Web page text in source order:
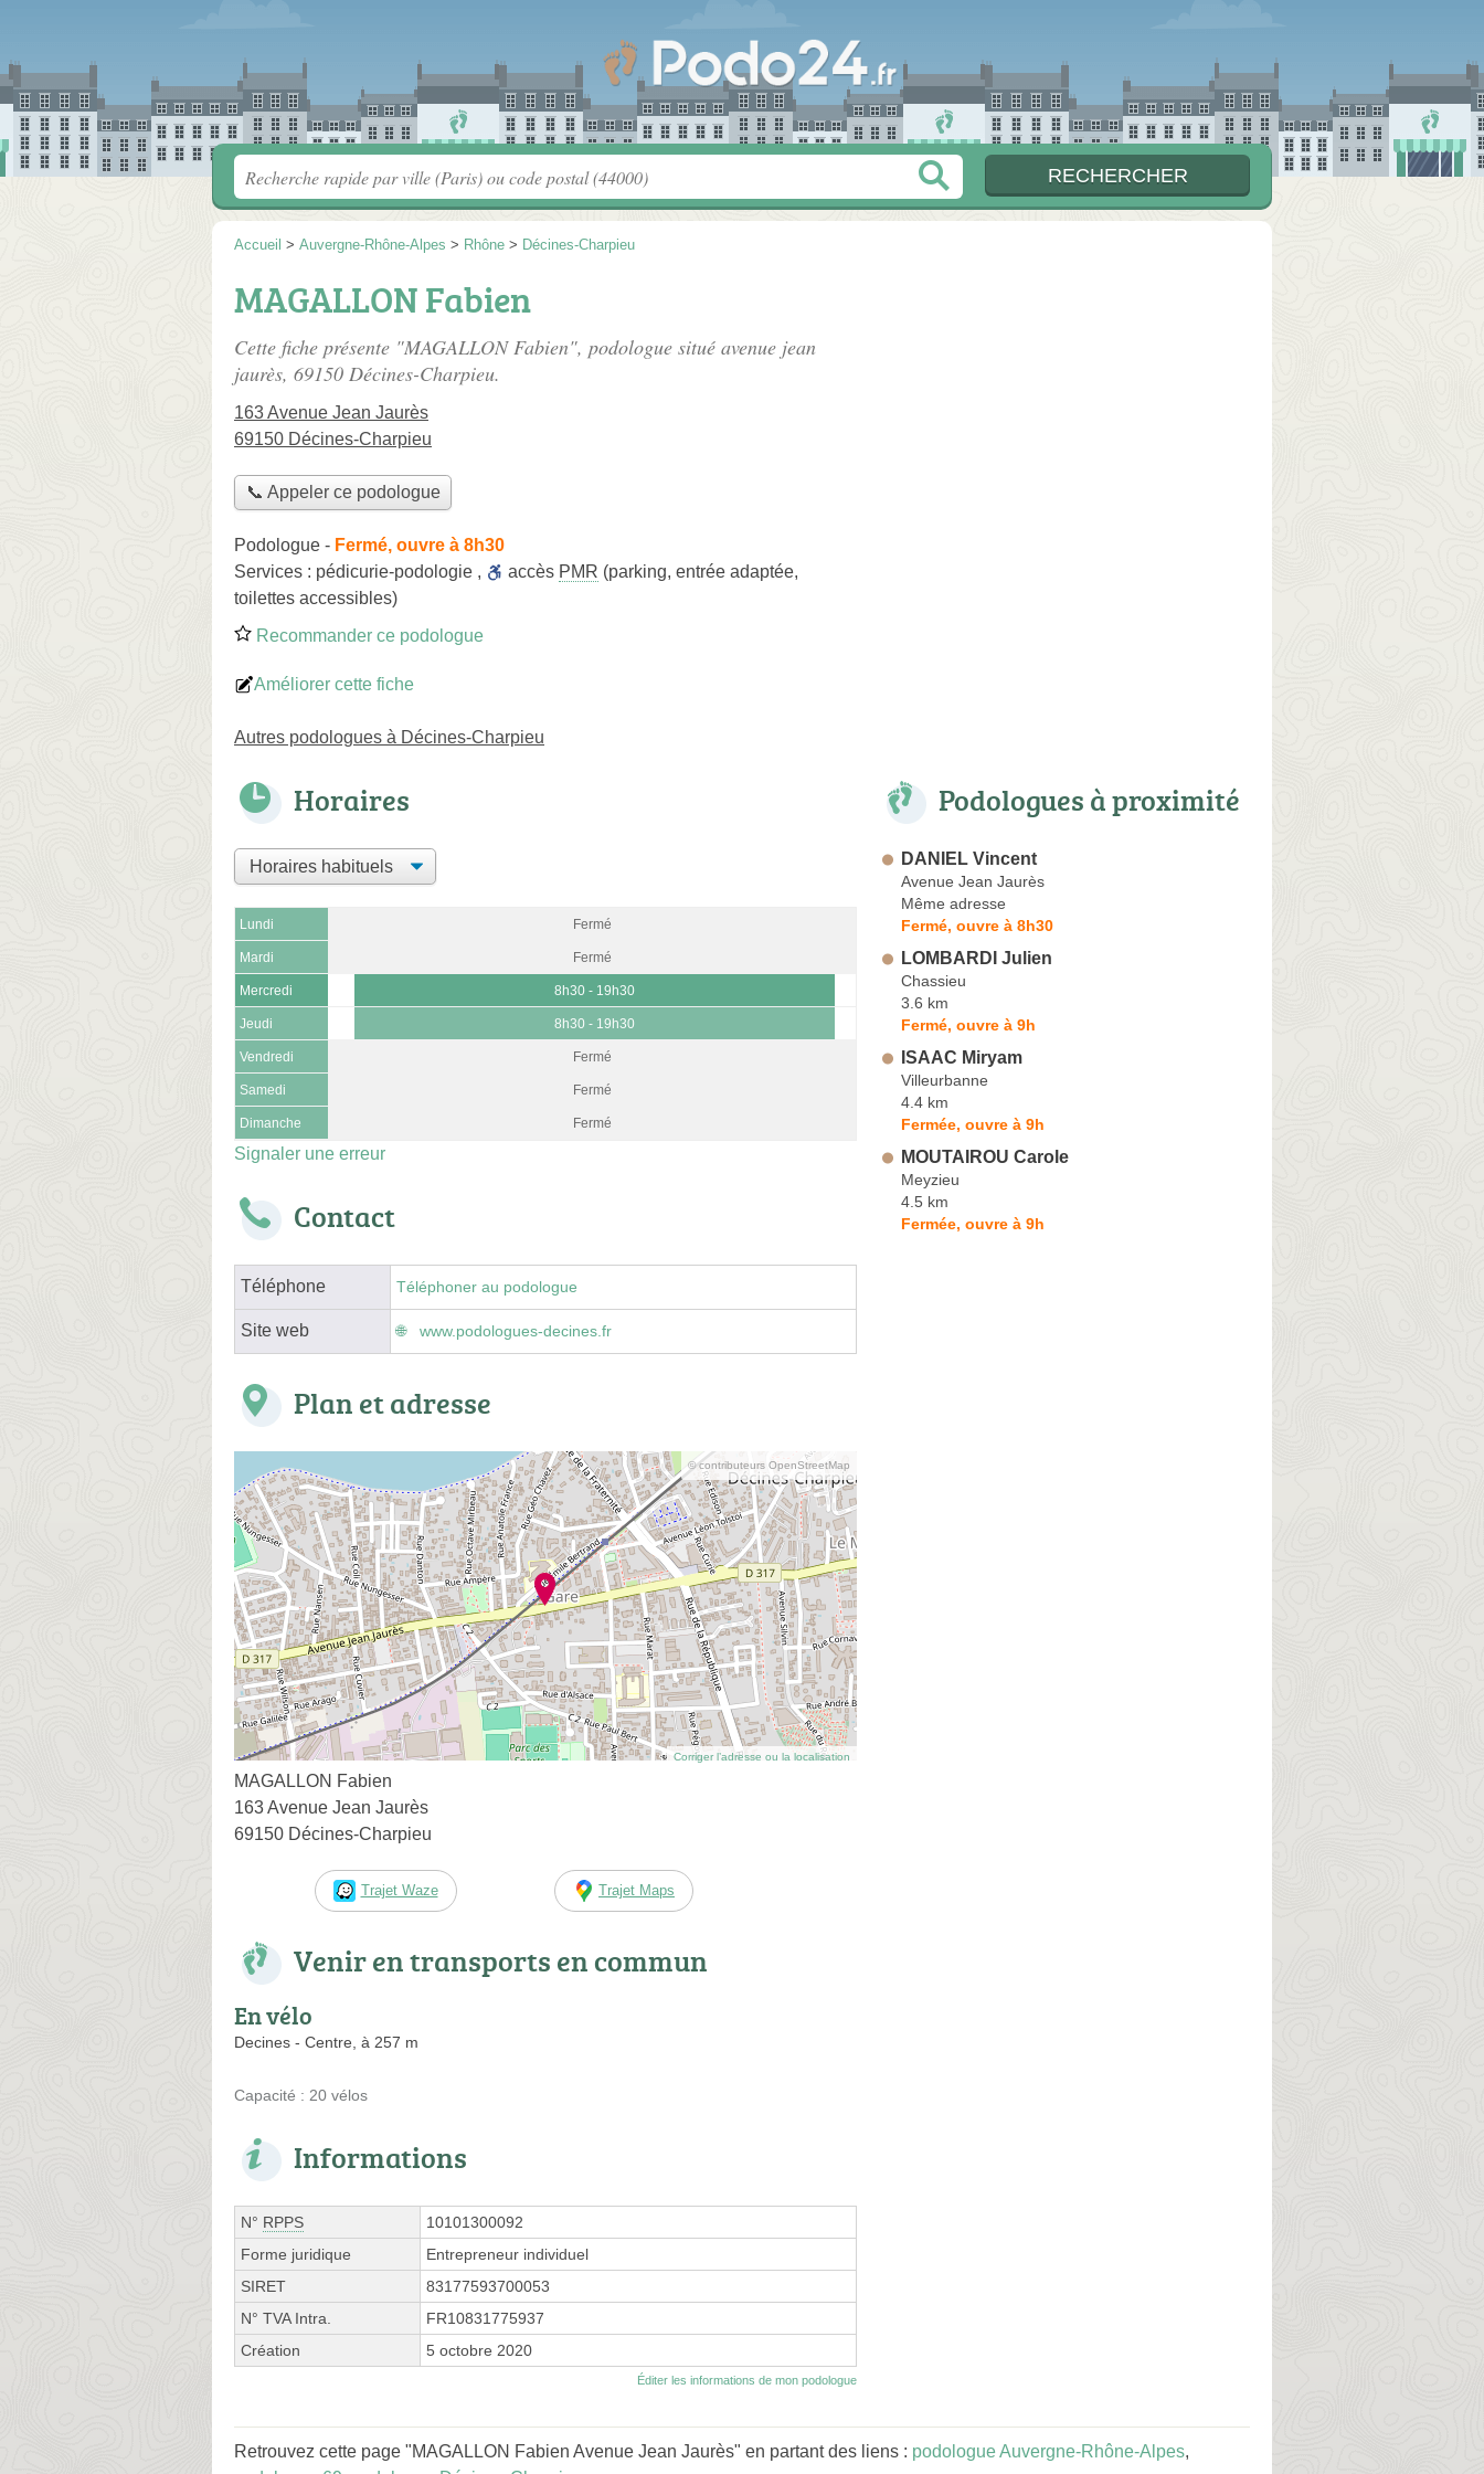
Accueil > Auvergne-Rhône-Alpes > Rhône > Décines-Charpieu
MAGALLON Fabien
Cette fiche présente "MAGALLON Fabien", podologue situé avenue jean
jaurès, 69150 Décines-Charpieu.
163 Avenue Jean Jaurès
69150 Décines-Charpieu
📞 Appeler ce podologue
Podologue - Fermé, ouvre à 8h30
Services : pédicurie-podologie , accès PMR (parking, entrée adaptée,
toilettes accessibles)
Recommander ce podologue
Améliorer cette fiche
Autres podologues à Décines-Charpieu
Horaires
Lundi Fermé
Mardi Fermé
Mercredi 8h30 - 19h30
Jeudi 8h30 - 19h30
Vendredi Fermé
Samedi Fermé
Dimanche Fermé
Signaler une erreur
Contact
Téléphone Téléphoner au podologue
Site web www.podologues-decines.fr
Plan et adresse
© contributeurs OpenStreetMap
Corriger l’adresse ou la localisation
MAGALLON Fabien
163 Avenue Jean Jaurès
69150 Décines-Charpieu
Trajet Waze Trajet Maps
Venir en transports en commun
En vélo
Decines - Centre, à 257 m
Capacité : 20 vélos
Informations
N° RPPS
10101300092
Forme juridique
Entrepreneur individuel
SIRET
83177593700053
N° TVA Intra.
FR10831775937
Création
5 octobre 2020
Éditer les informations de mon podologue
Podologues à proximité
DANIEL Vincent
Avenue Jean Jaurès
Même adresse
Fermé, ouvre à 8h30
LOMBARDI Julien
Chassieu
3.6 km
Fermé, ouvre à 9h
ISAAC Miryam
Villeurbanne
4.4 km
Fermée, ouvre à 9h
MOUTAIROU Carole
Meyzieu
4.5 km
Fermée, ouvre à 9h
Retrouvez cette page "MAGALLON Fabien Avenue Jean Jaurès" en partant des liens : podologue Auvergne-Rhône-Alpes,